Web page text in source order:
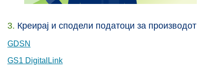
3. Креирај и сподели податоци за производот
GDSN
GS1 DigitalLink